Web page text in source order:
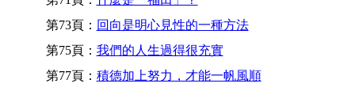
第73頁： 回向是明心見性的一種方法
第75頁： 我們的人生過得很充實
第77頁： 積德加上努力，才能一帆風順